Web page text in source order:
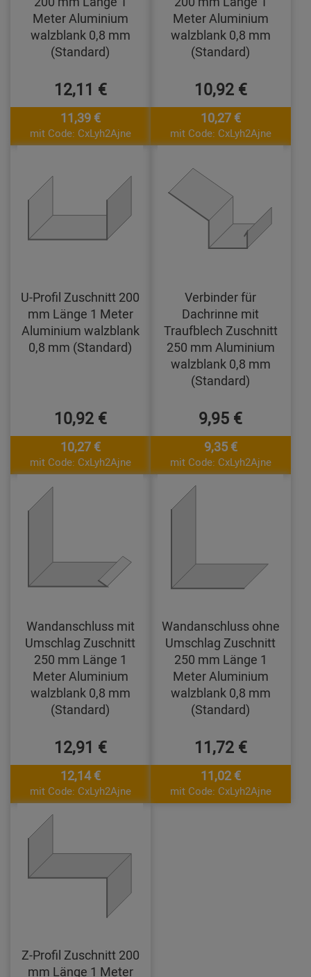
Meter Aluminium
walzblank 0,8 mm
(Standard)
12,11 €
11,39 €
mit Code: CxLyh2Ajne
Meter Aluminium
walzblank 0,8 mm
(Standard)
10,92 €
10,27 €
mit Code: CxLyh2Ajne
U-Profil Zuschnitt 200
mm Länge 1 Meter
Aluminium walzblank
0,8 mm (Standard)
10,92 €
10,27 €
mit Code: CxLyh2Ajne
Verbinder für
Dachrinne mit
Traufblech Zuschnitt
250 mm Aluminium
walzblank 0,8 mm
(Standard)
9,95 €
9,35 €
mit Code: CxLyh2Ajne
Wandanschluss mit
Umschlag Zuschnitt
250 mm Länge 1
Meter Aluminium
walzblank 0,8 mm
(Standard)
12,91 €
12,14 €
mit Code: CxLyh2Ajne
Wandanschluss ohne
Umschlag Zuschnitt
250 mm Länge 1
Meter Aluminium
walzblank 0,8 mm
(Standard)
11,72 €
11,02 €
mit Code: CxLyh2Ajne
Z-Profil Zuschnitt 200
mm Länge 1 Meter